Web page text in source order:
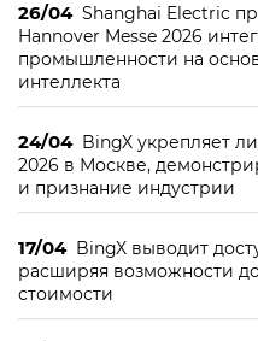
26/04 Shanghai Electric
Hannover Messe 2026
промышленности на
интеллекта
24/04 BingX укрепляет
2026 в Москве,
и признание индустрии
17/04 BingX выводит
расширяя возможности
стоимости